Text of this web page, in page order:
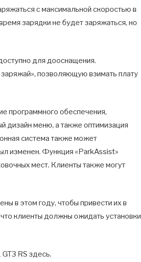
с максимальной скоростью в
зарядки не будет заряжаться, но
для дооснащения.
позволяющую взимать плату
программного обеспечения,
дизайн меню, а также оптимизация
система также может
изменен. Функция «ParkAssist»
мест. Клиенты также могут
в этом году, чтобы привести их в
клиенты должны ожидать установки
RS здесь.